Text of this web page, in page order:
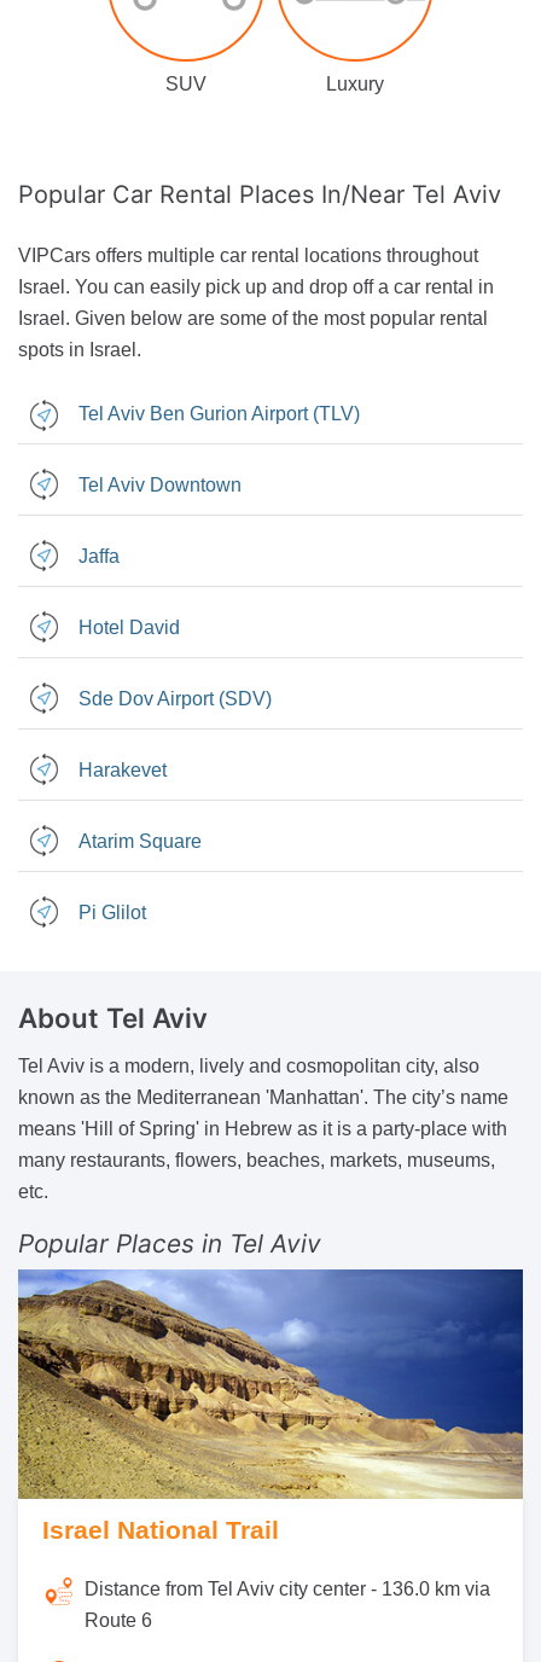
SUV Luxury
Popular Car Rental Places In/Near Tel Aviv
VIPCars offers multiple car rental locations throughout
Israel. You can easily pick up and drop off a car rental in
Israel. Given below are some of the most popular rental
spots in Israel.
Tel Aviv Ben Gurion Airport (TLV)
Tel Aviv Downtown
Jaffa
Hotel David
Sde Dov Airport (SDV)
Harakevet
Atarim Square
Pi Glilot
About Tel Aviv
Tel Aviv is a modern, lively and cosmopolitan city, also
known as the Mediterranean 'Manhattan'. The city’s name
means 'Hill of Spring' in Hebrew as it is a party-place with
many restaurants, flowers, beaches, markets, museums,
etc.
Popular Places in Tel Aviv
Israel National Trail
Distance from Tel Aviv city center - 136.0 km via
Route 6